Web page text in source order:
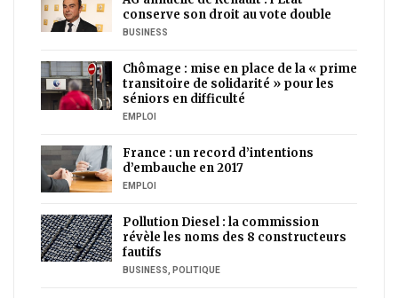
conserve son droit au vote double
BUSINESS
Chômage : mise en place de la « prime
transitoire de solidarité » pour les
séniors en difficulté
EMPLOI
France : un record d’intentions
d’embauche en 2017
EMPLOI
Pollution Diesel : la commission
révèle les noms des 8 constructeurs
fautifs
BUSINESS POLITIQUE